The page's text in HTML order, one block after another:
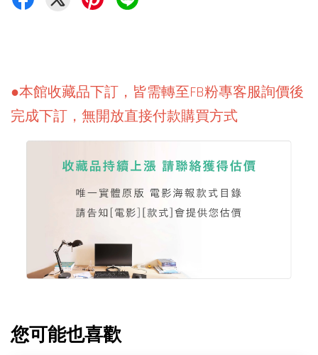
●本館收藏品下訂，皆需轉至FB粉專客服詢價後
完成下訂，無開放直接付款購買方式
您可能也喜歡